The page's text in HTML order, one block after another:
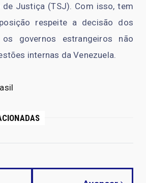
de Justiça (TSJ). Com isso, tem
respeite a decisão dos
governos estrangeiros não
internas da Venezuela.